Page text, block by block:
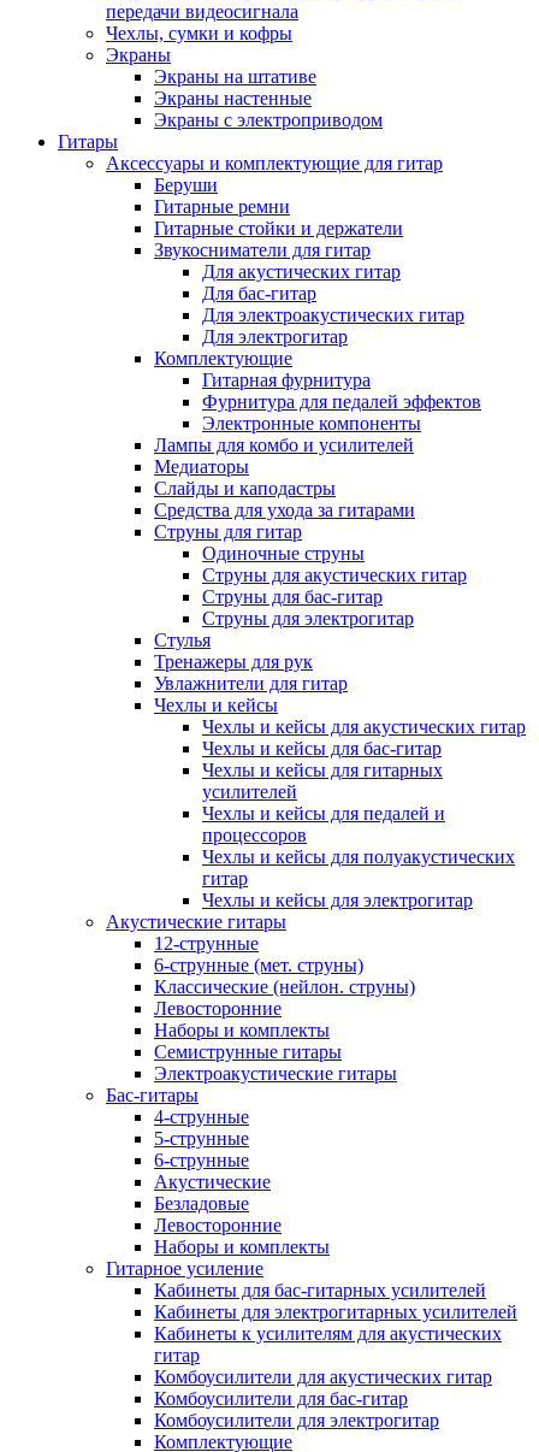
передачи видеосигнала
Чехлы, сумки и кофры
Экраны
Экраны на штативе
Экраны настенные
Экраны с электроприводом
Гитары
Аксессуары и комплектующие для гитар
Беруши
Гитарные ремни
Гитарные стойки и держатели
Звукосниматели для гитар
Для акустических гитар
Для бас-гитар
Для электроакустических гитар
Для электрогитар
Комплектующие
Гитарная фурнитура
Фурнитура для педалей эффектов
Электронные компоненты
Лампы для комбо и усилителей
Медиаторы
Слайды и каподастры
Средства для ухода за гитарами
Струны для гитар
Одиночные струны
Струны для акустических гитар
Струны для бас-гитар
Струны для электрогитар
Стулья
Тренажеры для рук
Увлажнители для гитар
Чехлы и кейсы
Чехлы и кейсы для акустических гитар
Чехлы и кейсы для бас-гитар
Чехлы и кейсы для гитарных
усилителей
Чехлы и кейсы для педалей и
процессоров
Чехлы и кейсы для полуакустических
гитар
Чехлы и кейсы для электрогитар
Акустические гитары
12-струнные
6-струнные (мет. струны)
Классические (нейлон. струны)
Левосторонние
Наборы и комплекты
Семиструнные гитары
Электроакустические гитары
Бас-гитары
4-струнные
5-струнные
6-струнные
Акустические
Безладовые
Левосторонние
Наборы и комплекты
Гитарное усиление
Кабинеты для бас-гитарных усилителей
Кабинеты для электрогитарных усилителей
Кабинеты к усилителям для акустических
гитар
Комбоусилители для акустических гитар
Комбоусилители для бас-гитар
Комбоусилители для электрогитар
Комплектующие